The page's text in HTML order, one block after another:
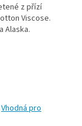
z přízí
Viscose.
Alaska.
Vhodná pro